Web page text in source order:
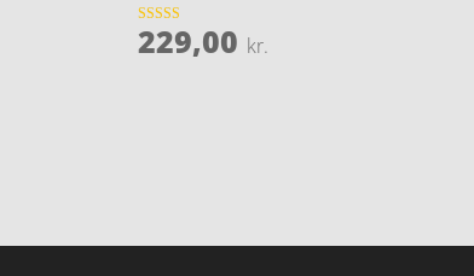
Vurderet
4.8
229,00 kr.